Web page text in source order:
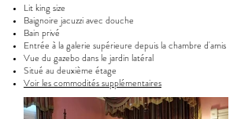
Lit king size
Baignoire jacuzzi avec douche
Bain privé
Entrée à la galerie supérieure depuis la chambre d'amis
Vue du gazebo dans le jardin latéral
Situé au deuxième étage
Voir les commodités supplémentaires